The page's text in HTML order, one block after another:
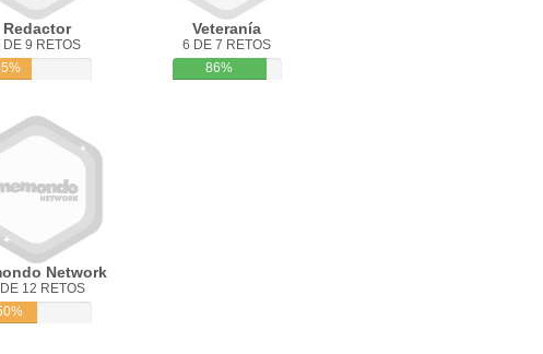
Redactor
DE 9 RETOS
Veteranía
6 DE 7 RETOS
86%
Network
12 RETOS